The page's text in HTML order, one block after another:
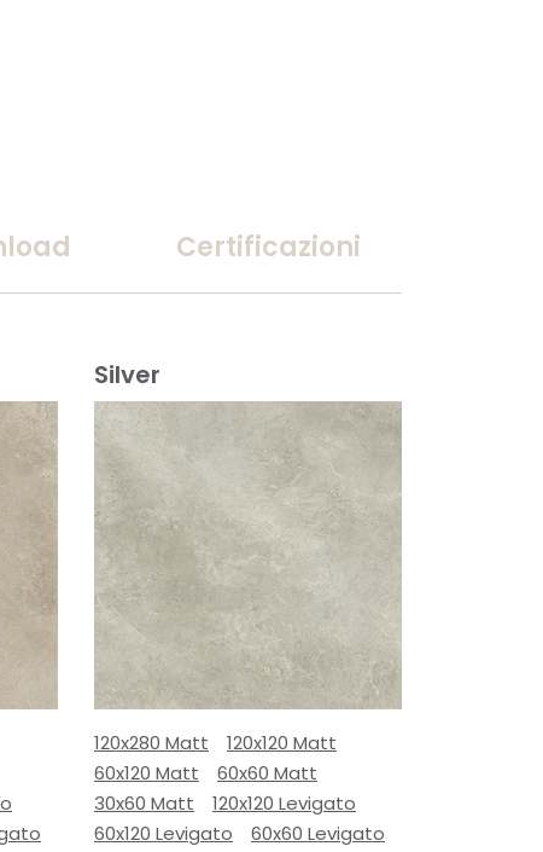
Certificazioni
Silver
120x280 Matt
120x120 Matt
60x120 Matt
60x60 Matt
30x60 Matt
120x120 Levigato
60x120 Levigato
60x60 Levigato